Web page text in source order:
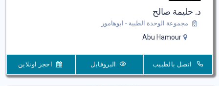
د. حليمة صالح
مجموعة الوحدة الطبية - ابوهامور
Abu Hamour
اتصل بالطبيب البروفايل احجز اونلاين